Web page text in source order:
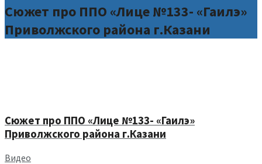
Сюжет про ППО «Лице №133- «Гаилэ»
Приволжского района г.Казани
Сюжет про ППО «Лице №133- «Гаилэ»
Приволжского района г.Казани
Видео